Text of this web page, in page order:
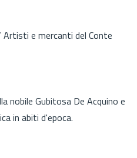
e mercanti del Conte
nobile Gubitosa De Acquino e
in abiti d'epoca.